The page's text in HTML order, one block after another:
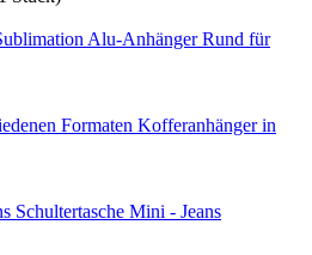
Alu-Anhänger Rund für
Kofferanhänger in
Schultertasche Mini - Jeans